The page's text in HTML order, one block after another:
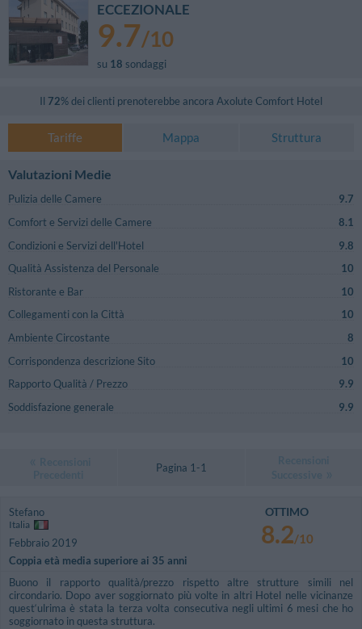
ECCEZIONALE
9.7/10
su 18 sondaggi
Il 72% dei clienti prenoterebbe ancora Axolute Comfort Hotel
Tariffe Mappa Struttura
Valutazioni Medie
Pulizia delle Camere
9.7
Comfort e Servizi delle Camere
8.1
Condizioni e Servizi dell'Hotel
9.8
Qualità Assistenza del Personale
10
Ristorante e Bar
10
Collegamenti con la Città
10
Ambiente Circostante
8
Corrispondenza descrizione Sito
10
Rapporto Qualità / Prezzo
9.9
Soddisfazione generale
9.9
Pagina 1-1
Stefano
Italia
Febbraio 2019
Coppia età media superiore ai 35 anni
OTTIMO
8.2/10
Buono il rapporto qualità/prezzo rispetto altre strutture simili nel
circondario. Dopo aver soggiornato più volte in altri Hotel nelle vicinanze
quest‘ulrima è stata la terza volta consecutiva negli ultimi 6 mesi che ho
soggiornato in questa struttura.